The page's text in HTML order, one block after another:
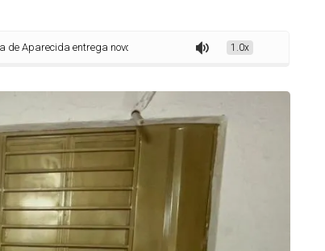
entrega novos fardamentos escolares para alunos da rede municipal
1.0x